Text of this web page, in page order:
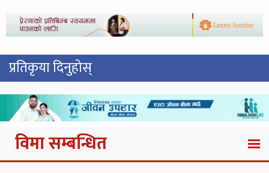
प्रतिकृया दिनुहोस्
विमा सम्बन्धित